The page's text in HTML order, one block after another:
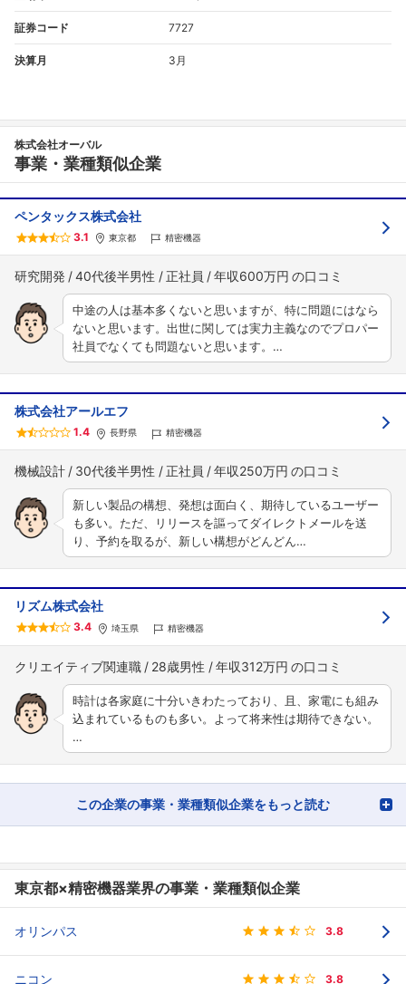
証券コード 7727
決算月 3月
株式会社オーバル
事業・業種類似企業
ペンタックス株式会社
3.1 東京都 精密機器
研究開発 40代後半男性 正社員 年収600万円
中途の人は基本多くないと思いますが、特に問題にはなら
ないと思います。出世に関しては実力主義なのでプロパー
社員でなくても問題ないと思います。…
株式会社アールエフ
1.4 長野県 精密機器
機械設計 30代後半男性 正社員 年収250万円
新しい製品の構想、発想は面白く、期待しているユーザー
も多い。ただ、リリースを謳ってダイレクトメールを送
り、予約を取るが、新しい構想がどんどん…
リズム株式会社
3.4 埼玉県 精密機器
クリエイティブ関連職 28歳男性 年収312万円
時計は各家庭に十分いきわたっており、且、家電にも組み
込まれているものも多い。よって将来性は期待できない。
…
この企業の事業・業種類似企業をもっと読む
東京都×精密機器業界の事業・業種類似企業
オリンパス 3.8
ニコン 3.8